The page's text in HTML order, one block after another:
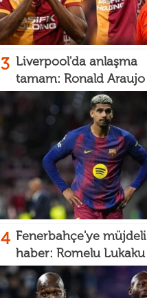
3 Liverpool'da anlaşma
tamam: Ronald Araujo
4 Fenerbahçe'ye müjdeli
haber: Romelu Lukaku